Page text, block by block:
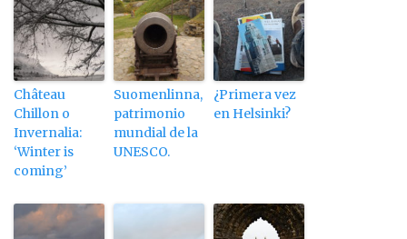
Château
Chillon o
Invernalia:
‘Winter is
coming’
Suomenlinna,
patrimonio
mundial de la
UNESCO.
¿Primera vez
en Helsinki?